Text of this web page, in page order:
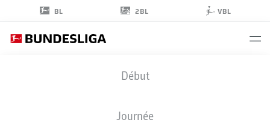
BL 2BL VBL
Début
Journée